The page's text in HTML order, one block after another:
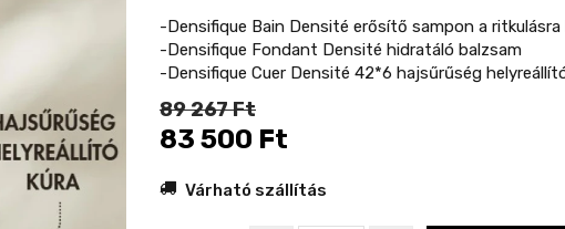
-Densifique Bain Densité erősítő sampon a
-Densifique Fondant Densité hidratáló balzsam
-Densifique Cuer Densité 42*6 hajsűrűség
89 267 Ft
83 500 Ft
Várható szállítás